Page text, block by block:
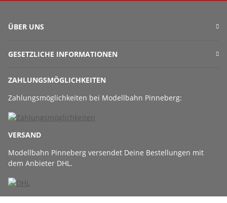
ÜBER UNS
GESETZLICHE INFORMATIONEN
ZAHLUNGSMÖGLICHKEITEN
Zahlungsmöglichkeiten bei Modellbahn Pinneberg:
VERSAND
Modellbahn Pinneberg versendet Deine Bestellungen mit
dem Anbieter DHL.